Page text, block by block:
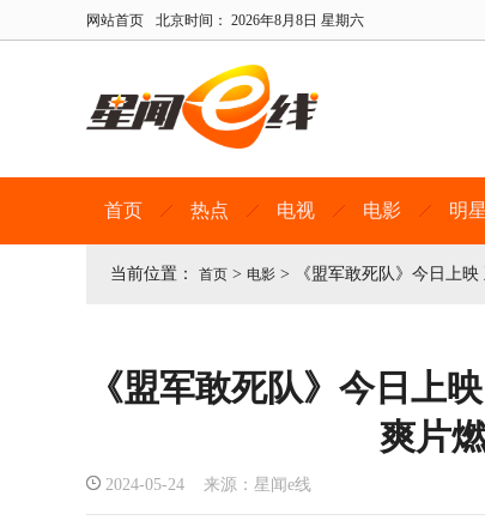
网站首页 北京时间： 2026年8月8日 星期六
首页 热点 电视 电影 明星
当前位置： 首页 > 电影 > 《盟军敢死队》今日上
《盟军敢死队》今日上
爽片
2024-05-24 来源：星闻e线